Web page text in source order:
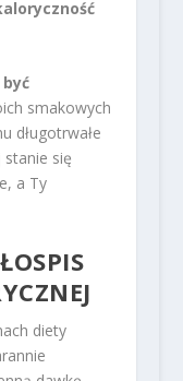
smakowych
długotrwałe
się
a Ty
diety